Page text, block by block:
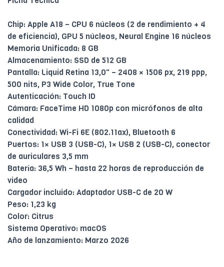
Chip: Apple A18 – CPU 6 núcleos (2 de rendimiento + 4
de eficiencia), GPU 5 núcleos, Neural Engine 16 núcleos
Memoria Unificada: 8 GB
Almacenamiento: SSD de 512 GB
Pantalla: Liquid Retina 13,0" – 2408 × 1506 px, 219 ppp,
500 nits, P3 Wide Color, True Tone
Autenticación: Touch ID
Cámara: FaceTime HD 1080p con micrófonos de alta
calidad
Conectividad: Wi-Fi 6E (802.11ax), Bluetooth 6
Puertos: 1× USB 3 (USB-C), 1× USB 2 (USB-C), conector
de auriculares 3,5 mm
Batería: 36,5 Wh – hasta 22 horas de reproducción de
video
Cargador incluido: Adaptador USB-C de 20 W
Peso: 1,23 kg
Color: Citrus
Sistema Operativo: macOS
Año de lanzamiento: Marzo 2026